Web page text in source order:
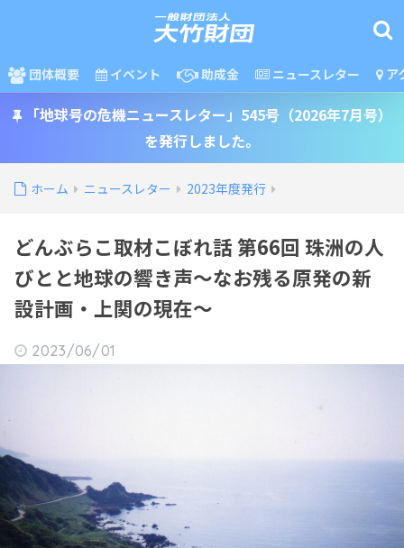
団体概要 イベント 助成金 ニュースレター ア
「地球号の危機ニュースレター」545号（2026年7月号）
を発行しました。
ホーム ニュースレター 2023年度発行
どんぶらこ取材こぼれ話 第66回 珠洲の人
びとと地球の響き声〜なお残る原発の新
設計画・上関の現在〜
2023/06/01